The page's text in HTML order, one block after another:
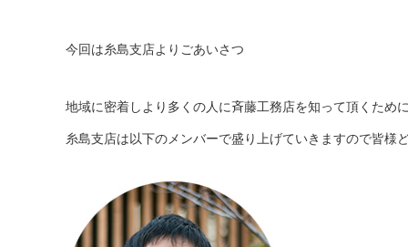
今回は糸島支店よりごあいさつ
地域に密着しより多くの人に斉藤工務店を知って頂くため
糸島支店は以下のメンバーで盛り上げていきますので皆様